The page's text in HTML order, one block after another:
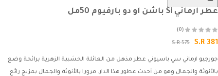
عطر ارماني Si باشن او دو بارفيوم 50مل
(0)
S.R 381
S.R 575
جورجيو ارماني سي باسيوني عطر مذهل من العائلة الخشبية الزهرية برائحة وضع
بالأنوثة والجمال وهو من أحدث عطور هذا الدار. مرورا بالأنوثة والجمال بمزيج رائع